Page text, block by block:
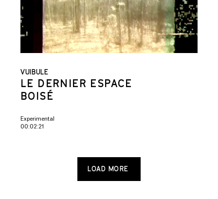
VUIBULE
LE DERNIER ESPACE
BOISÉ
Experimental
00:02:21
LOAD MORE